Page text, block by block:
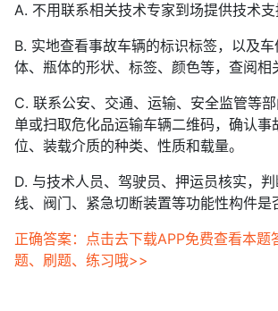
A. 不用联系相关技术专家到场提供技术支
B. 实地查看事故车辆的标识标签，以及
体、瓶体的形状、标签、颜色等，查阅相
C. 联系公安、交通、运输、安全监管等
单或扫取危化品运输车辆二维码，确认事
位、装载介质的种类、性质和载量。
D. 与技术人员、驾驶员、押运员核实，
线、阀门、紧急切断装置等功能性构件是
正确答案：点击去下载APP免费查看本题
题、刷题、练习哦>>